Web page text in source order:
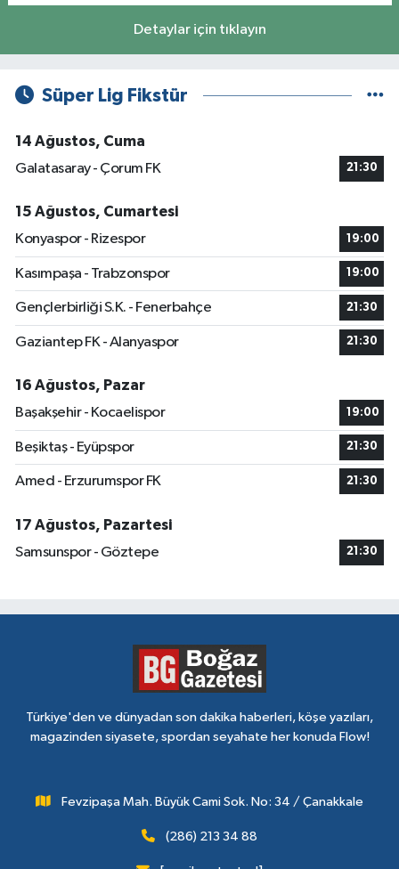
Detaylar için tıklayın
Süper Lig Fikstür
14 Ağustos, Cuma
Galatasaray - Çorum FK
21:30
15 Ağustos, Cumartesi
Konyaspor - Rizespor
19:00
Kasımpaşa - Trabzonspor 19:00
Gençlerbirliği S.K. - Fenerbahçe 21:30
Gaziantep FK - Alanyaspor 21:30
16 Ağustos, Pazar
Başakşehir - Kocaelispor
19:00
Beşiktaş - Eyüpspor 21:30
Amed - Erzurumspor FK 21:30
17 Ağustos, Pazartesi
Samsunspor - Göztepe
21:30
Türkiye'den ve dünyadan son dakika haberleri, köşe yazıları,
magazinden siyasete, spordan seyahate her konuda Flow!
Fevzipaşa Mah. Büyük Cami Sok. No: 34 / Çanakkale
(286) 213 34 88